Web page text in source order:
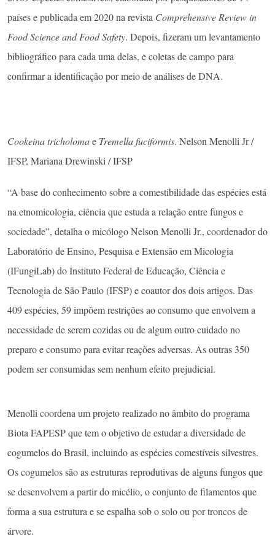
países e publicada em 2020 na revista Comprehensive Review in
Food Science and Food Safety. Depois, fizeram um levantamento
bibliográfico para cada uma delas, e coletas de campo para
confirmar a identificação por meio de análises de DNA.
Cookeina tricholomae Tremella fuciformis. Nelson Menolli Jr /
IFSP, Mariana Drewinski / IFSP
“A base do conhecimento sobre a comestibilidade das espécies está
na etnomicologia, ciência que estuda a relação entre fungos e
sociedade”, detalha o micólogo Nelson Menolli Jr., coordenador do
Laboratório de Ensino, Pesquisa e Extensão em Micologia
(IFungiLab) do Instituto Federal de Educação, Ciência e
Tecnologia de São Paulo (IFSP) e coautor dos dois artigos. Das
409 espécies, 59 impõem restrições ao consumo que envolvem a
necessidade de serem cozidas ou de algum outro cuidado no
preparo e consumo para evitar reações adversas. As outras 350
podem ser consumidas sem nenhum efeito prejudicial.
Menolli coordena um projeto realizado no âmbito do programa
Biota FAPESP que tem o objetivo de estudar a diversidade de
cogumelos do Brasil, incluindo as espécies comestíveis silvestres.
Os cogumelos são as estruturas reprodutivas de alguns fungos que
se desenvolvem a partir do micélio, o conjunto de filamentos que
forma a sua estrutura e se espalha sob o solo ou por troncos de
árvore.